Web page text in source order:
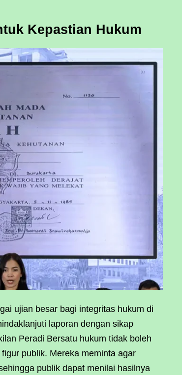
Kepastian Hukum
ujian besar bagi integritas hukum di
laporan dengan sikap
Peradi Bersatu hukum tidak boleh
publik. Mereka meminta agar
publik dapat menilai hasilnya